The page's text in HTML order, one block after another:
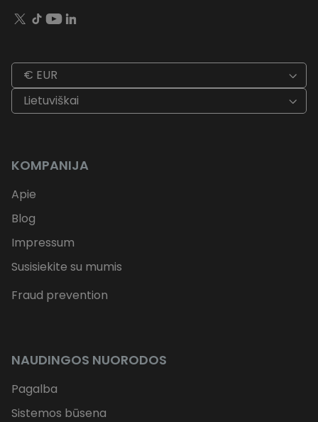
€ EUR
Lietuviškai
KOMPANIJA
Apie
Blog
Impressum
Susisiekite su mumis
Fraud prevention
NAUDINGOS NUORODOS
Pagalba
Sistemos būsena